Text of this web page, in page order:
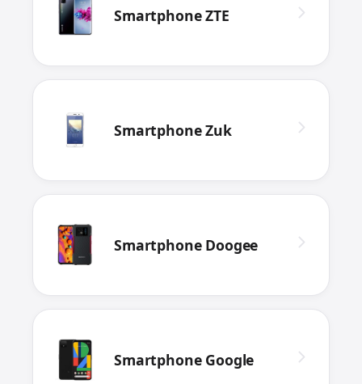
Smartphone ZTE
Smartphone Zuk
Smartphone Doogee
Smartphone Google